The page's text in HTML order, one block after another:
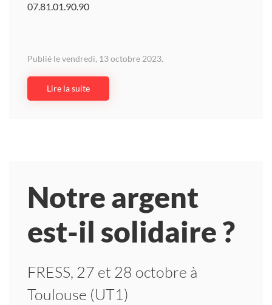
07.81.01.90.90
Publié le vendredi, 13 octobre 2023.
Lire la suite
Notre argent
est-il solidaire ?
FRESS, 27 et 28 octobre à
Toulouse (UT1)